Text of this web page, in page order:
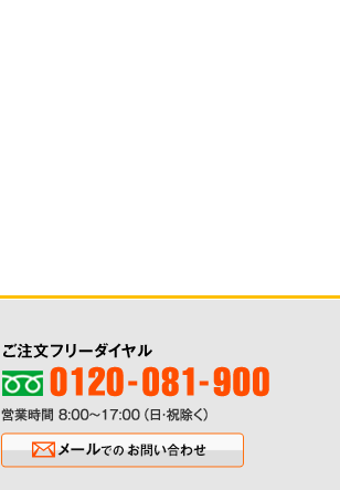
ご注文フリーダイヤル0120-081-900
営業時間8:00〜17:00（日・祝除く